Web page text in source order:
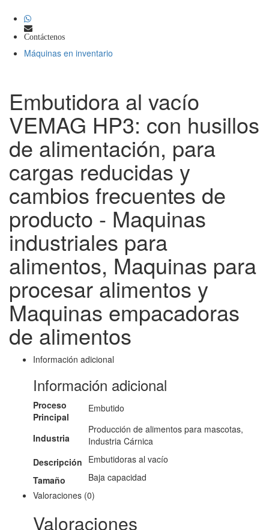
Contáctenos
Máquinas en inventario
Embutidora al vacío
VEMAG HP3: con husillos
de alimentación, para
cargas reducidas y
cambios frecuentes de
producto - Maquinas
industriales para
alimentos, Maquinas para
procesar alimentos y
Maquinas empacadoras
de alimentos
Información adicional
Información adicional
Proceso
Principal
Embutido
Industria
Producción de alimentos para mascotas,
Industria Cárnica
Descripción Embutidoras al vacío
Tamaño
Baja capacidad
Valoraciones (0)
Valoraciones